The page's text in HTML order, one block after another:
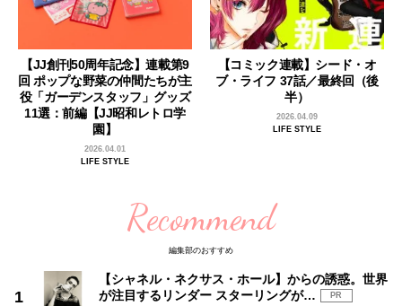
【JJ創刊50周年記念】連載第9
回 ポップな野菜の仲間たちが主
役「ガーデンスタッフ」グッズ
11選：前編【JJ昭和レトロ学
園】
2026.04.01
LIFE STYLE
【コミック連載】シード・オ
ブ・ライフ 37話／最終回（後
半）
2026.04.09
LIFE STYLE
Recommend
編集部のおすすめ
【シャネル・ネクサス・ホール】からの誘惑。世界
が注目するリンダー スターリングが…
PR